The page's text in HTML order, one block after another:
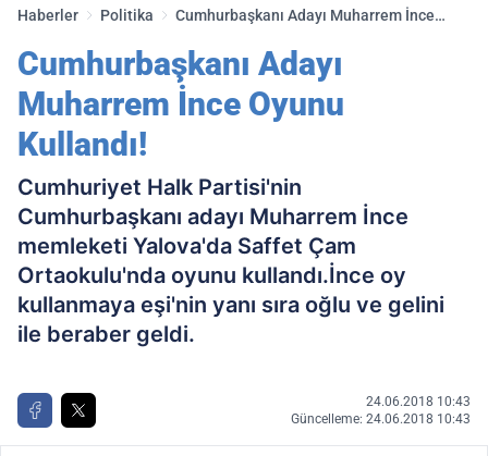
Haberler Politika
Cumhurbaşkanı Adayı Muharrem İnce
Cumhurbaşkanı Adayı
Muharrem İnce Oyunu
Kullandı!
Cumhuriyet Halk Partisi'nin
Cumhurbaşkanı adayı Muharrem İnce
memleketi Yalova'da Saffet Çam
Ortaokulu'nda oyunu kullandı.İnce oy
kullanmaya eşi'nin yanı sıra oğlu ve gelini
ile beraber geldi.
24.06.2018 10:43
Güncelleme: 24.06.2018 10:43